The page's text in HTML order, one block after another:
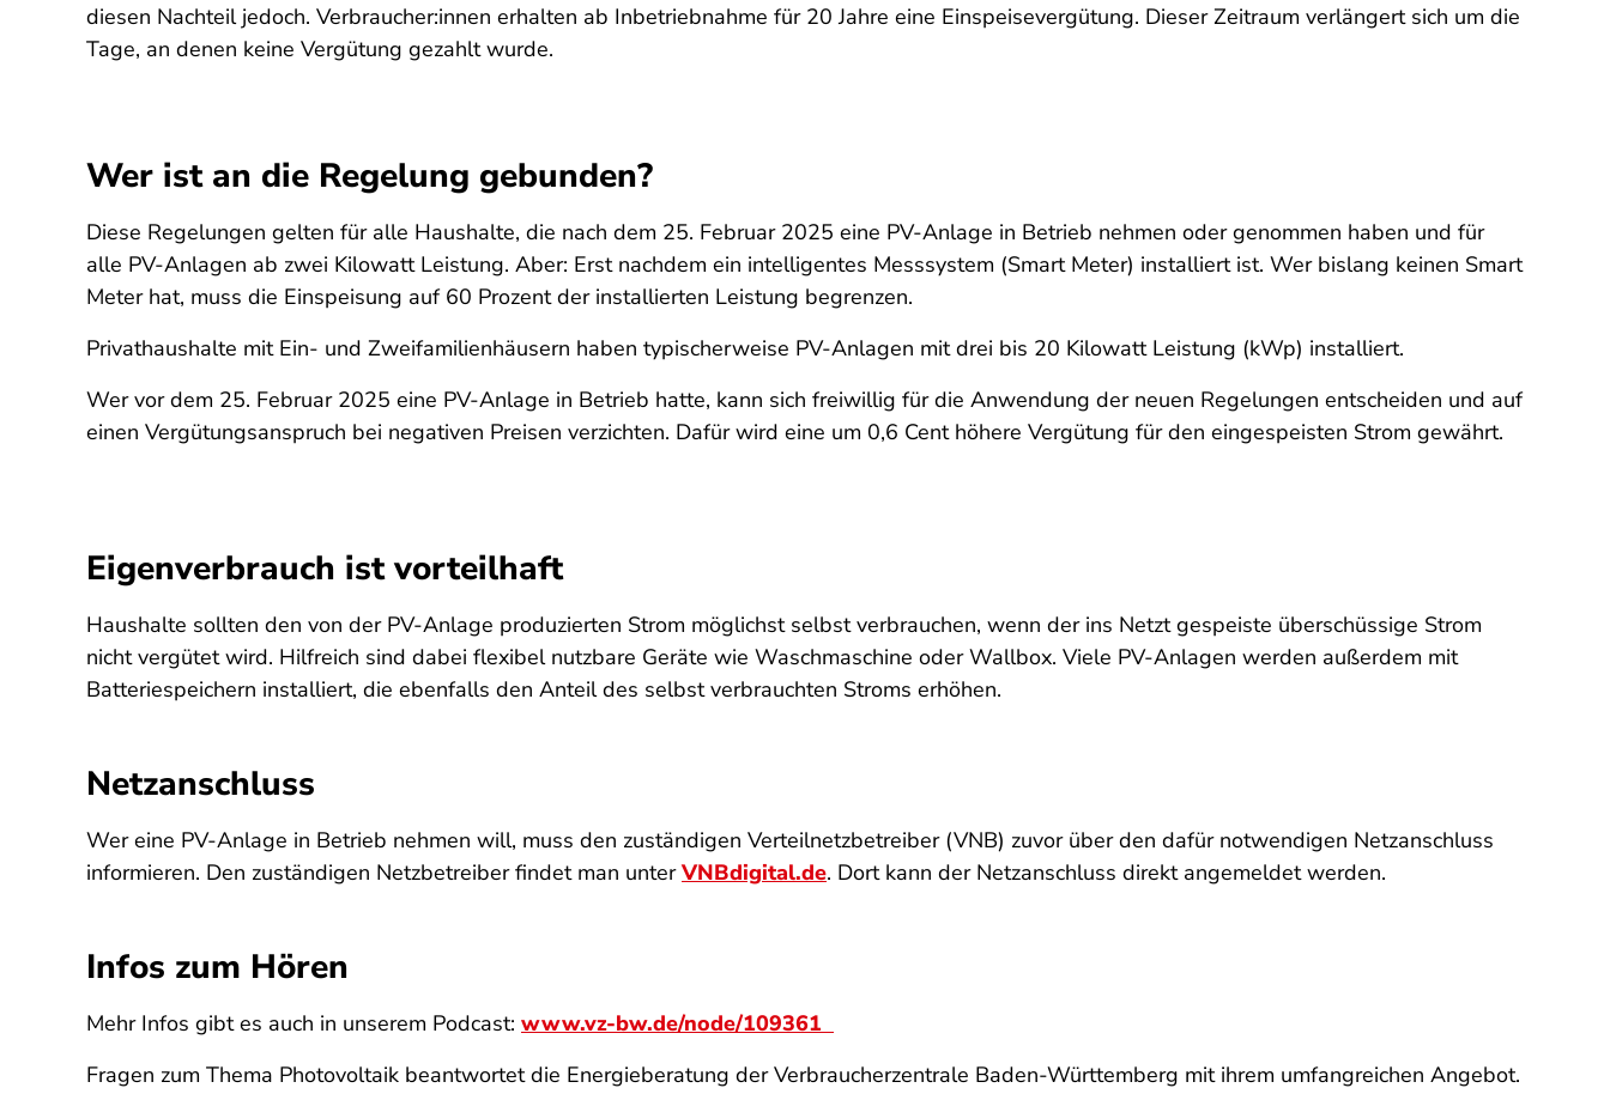
diesen Nachteil jedoch. Verbraucher:innen erhalten ab Inbetriebnahme für 20 Jahre eine Einspeisevergütung. Dieser Zeitraum verlängert sich um die
Tage, an denen keine Vergütung gezahlt wurde.
Wer ist an die Regelung gebunden?
Diese Regelungen gelten für alle Haushalte, die nach dem 25. Februar 2025 eine PV-Anlage in Betrieb nehmen oder genommen haben und für
alle PV-Anlagen ab zwei Kilowatt Leistung. Aber: Erst nachdem ein intelligentes Messsystem (Smart Meter) installiert ist. Wer bislang keinen Smart
Meter hat, muss die Einspeisung auf 60 Prozent der installierten Leistung begrenzen.
Privathaushalte mit Ein- und Zweifamilienhäusern haben typischerweise PV-Anlagen mit drei bis 20 Kilowatt Leistung (kWp) installiert.
Wer vor dem 25. Februar 2025 eine PV-Anlage in Betrieb hatte, kann sich freiwillig für die Anwendung der neuen Regelungen entscheiden und auf
einen Vergütungsanspruch bei negativen Preisen verzichten. Dafür wird eine um 0,6 Cent höhere Vergütung für den eingespeisten Strom gewährt.
Eigenverbrauch ist vorteilhaft
Haushalte sollten den von der PV-Anlage produzierten Strom möglichst selbst verbrauchen, wenn der ins Netzt gespeiste überschüssige Strom
nicht vergütet wird. Hilfreich sind dabei flexibel nutzbare Geräte wie Waschmaschine oder Wallbox. Viele PV-Anlagen werden außerdem mit
Batteriespeichern installiert, die ebenfalls den Anteil des selbst verbrauchten Stroms erhöhen.
Netzanschluss
Wer eine PV-Anlage in Betrieb nehmen will, muss den zuständigen Verteilnetzbetreiber (VNB) zuvor über den dafür notwendigen Netzanschluss
informieren. Den zuständigen Netzbetreiber findet man unterVNBdigital.de. Dort kann der Netzanschluss direkt angemeldet werden.
Infos zum Hören
Mehr Infos gibt es auch in unserem Podcast: www.vz-bw.de/node/109361
Fragen zum Thema Photovoltaik beantwortet die Energieberatung der Verbraucherzentrale Baden-Württemberg mit ihrem umfangreichen Angebot.